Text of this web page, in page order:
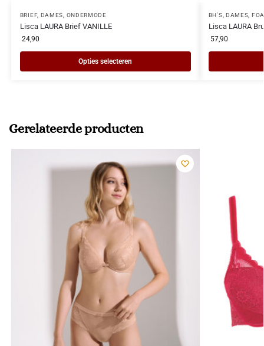
BRIEF, DAMES ONDERMODE
Lisca LAURA Brief VANILLE
24,90
Opties selecteren
BH'S DAMES
Lisca LAURA
57,90
Gerelateerde producten